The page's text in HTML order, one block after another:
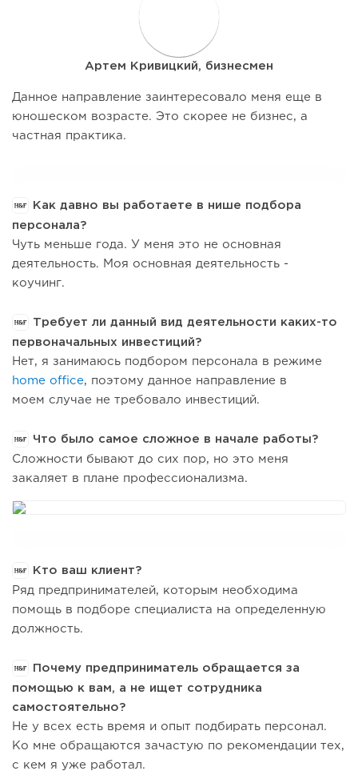
Артем Кривицкий, бизнесмен
Данное направление заинтересовало меня еще в
юношеском возрасте. Это скорее не бизнес, а
частная практика.
Как давно вы работаете в нише подбора
персонала?
Чуть меньше года. У меня это не основная
деятельность. Моя основная деятельность -
коучинг.
Требует ли данный вид деятельности каких-то
первоначальных инвестиций?
Нет, я занимаюсь подбором персонала в режиме
home office, поэтому данное направление в
моем случае не требовало инвестиций.
Что было самое сложное в начале работы?
Сложности бывают до сих пор, но это меня
закаляет в плане профессионализма.
Кто ваш клиент?
Ряд предпринимателей, которым необходима
помощь в подборе специалиста на определенную
должность.
Почему предприниматель обращается за
помощью к вам, а не ищет сотрудника
самостоятельно?
Не у всех есть время и опыт подбирать персонал.
Ко мне обращаются зачастую по рекомендации тех,
с кем я уже работал.